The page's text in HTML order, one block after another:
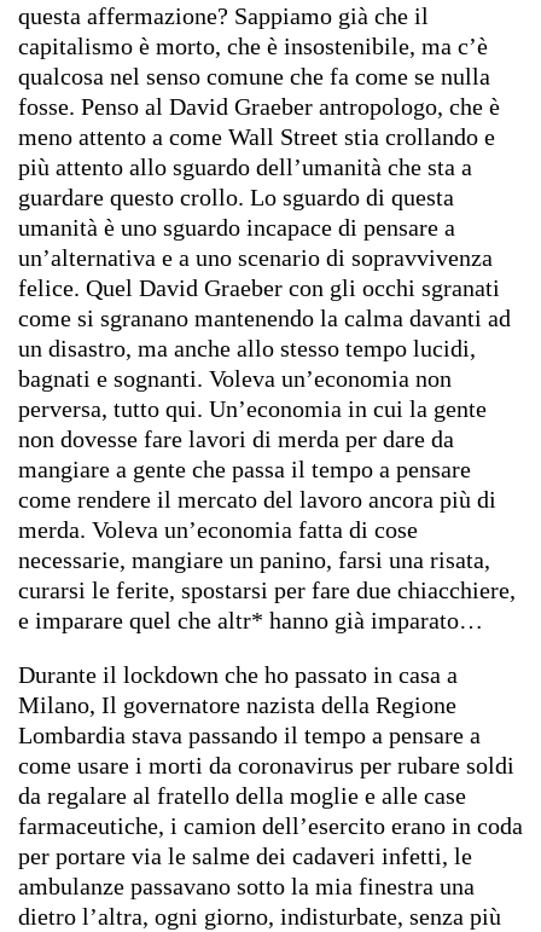
questa affermazione? Sappiamo già che il
capitalismo è morto, che è insostenibile, ma c’è
qualcosa nel senso comune che fa come se nulla
fosse. Penso al David Graeber antropologo, che è
meno attento a come Wall Street stia crollando e
più attento allo sguardo dell’umanità che sta a
guardare questo crollo. Lo sguardo di questa
umanità è uno sguardo incapace di pensare a
un’alternativa e a uno scenario di sopravvivenza
felice. Quel David Graeber con gli occhi sgranati
come si sgranano mantenendo la calma davanti ad
un disastro, ma anche allo stesso tempo lucidi,
bagnati e sognanti. Voleva un’economia non
perversa, tutto qui. Un’economia in cui la gente
non dovesse fare lavori di merda per dare da
mangiare a gente che passa il tempo a pensare
come rendere il mercato del lavoro ancora più di
merda. Voleva un’economia fatta di cose
necessarie, mangiare un panino, farsi una risata,
curarsi le ferite, spostarsi per fare due chiacchiere,
e imparare quel che altr* hanno già imparato…
Durante il lockdown che ho passato in casa a
Milano, Il governatore nazista della Regione
Lombardia stava passando il tempo a pensare a
come usare i morti da coronavirus per rubare soldi
da regalare al fratello della moglie e alle case
farmaceutiche, i camion dell’esercito erano in coda
per portare via le salme dei cadaveri infetti, le
ambulanze passavano sotto la mia finestra una
dietro l’altra, ogni giorno, indisturbate, senza più